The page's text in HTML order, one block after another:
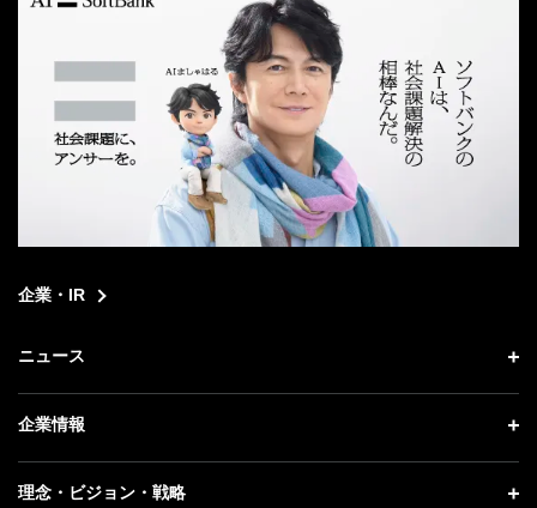
企業・IR
ニュース
ニュース トップ
プレスリリース
企業情報
企業情報 トップ
理念・ビジョン・戦略